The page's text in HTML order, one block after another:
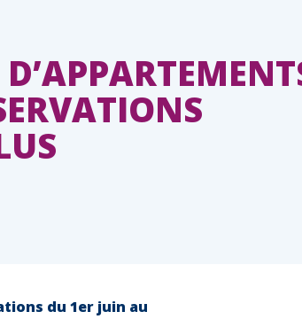
du 1er juin au